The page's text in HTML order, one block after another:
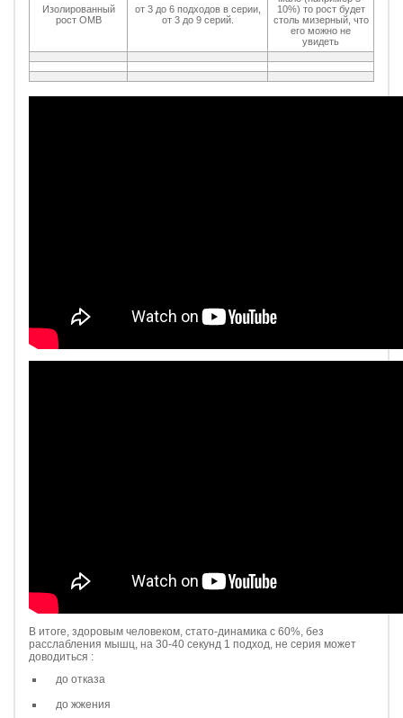
Изолированный
рост ОМВ
от 3 до 6 подходов в серии,
от 3 до 9 серий.
10%) то рост будет
столь мизерный, что
его можно не
увидеть
В итоге, здоровым человеком, стато-динамика с 60%, без
расслабления мышц, на 30-40 секунд 1 подход, не серия может
доводиться :
до отказа
до жжения